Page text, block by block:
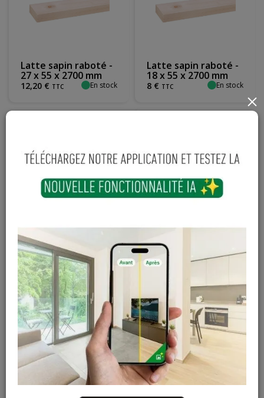
Latte sapin raboté -
27 x 55 x 2700 mm
12,20 € TTC En stock
Latte sapin raboté -
18 x 55 x 2700 mm
8 € TTC En stock
5
Latte sapin raboté -
12 x 140 x 2700 mm
En stock
Latte sapin raboté -
27 x 35 x 2700 mm
8,02 € TTC
×